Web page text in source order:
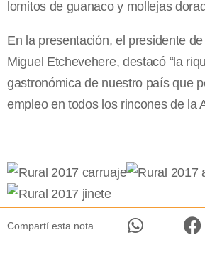
lomitos de guanaco y mollejas
En la presentación, el presidente
Miguel Etchevehere, destacó “la
gastronómica de nuestro país que
empleo en todos los rincones de la
Compartí esta nota